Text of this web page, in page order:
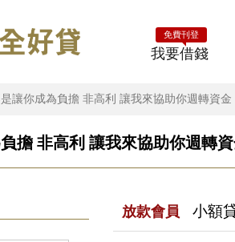
我要借錢
免費刊登
讓你成為負擔 非高利 讓我來協助你週轉資金
擔 非高利 讓我來協助你週轉
放款會員 小額